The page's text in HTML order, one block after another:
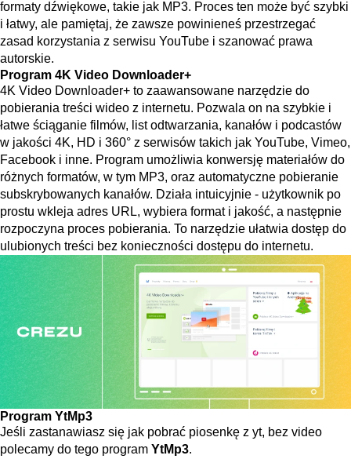
formaty dźwiękowe, takie jak MP3. Proces ten może być szybki
i łatwy, ale pamiętaj, że zawsze powinieneś przestrzegać
zasad korzystania z serwisu YouTube i szanować prawa
autorskie.
Program 4K Video Downloader+
4K Video Downloader+ to zaawansowane narzędzie do
pobierania treści wideo z internetu. Pozwala on na szybkie i
łatwe ściąganie filmów, list odtwarzania, kanałów i podcastów
w jakości 4K, HD i 360° z serwisów takich jak YouTube, Vimeo,
Facebook i inne. Program umożliwia konwersję materiałów do
różnych formatów, w tym MP3, oraz automatyczne pobieranie
subskrybowanych kanałów. Działa intuicyjnie - użytkownik po
prostu wkleja adres URL, wybiera format i jakość, a następnie
rozpoczyna proces pobierania. To narzędzie ułatwia dostęp do
ulubionych treści bez konieczności dostępu do internetu.
Program YtMp3
Jeśli zastanawiasz się jak pobrać piosenkę z yt, bez video
polecamy do tego program YtMp3.